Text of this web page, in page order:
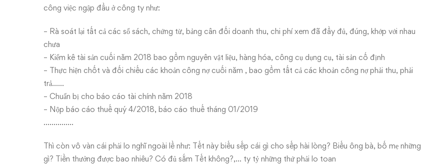
công việc ngập đầu ở công ty như:
– Rà soát lại tất cả các sổ sách, chứng từ, bảng cân đối doanh thu, chi phí xem đã đầy đủ, đúng, khớp với nhau
chưa
– Kiểm kê tài sản cuối năm 2018 bao gồm nguyên vật liệu, hàng hóa, công cụ dụng cụ, tài sản cố định
– Thực hiện chốt và đối chiếu các khoản công nợ cuối năm , bao gồm tất cả các khoản công nợ phải thu, phải
trả……
– Chuẩn bị cho báo cáo tài chính năm 2018
– Nộp báo cáo thuế quý 4/2018, báo cáo thuế tháng 01/2019
……………
Thì còn vô vàn cái phải lo nghĩ ngoài lề như: Tết này biếu sếp cái gì cho sếp hài lòng? Biếu ông bà, bố mẹ những
gì? Tiền thưởng được bao nhiêu? Có đủ sắm Tết không?,… ty tỷ những thứ phải lo toan